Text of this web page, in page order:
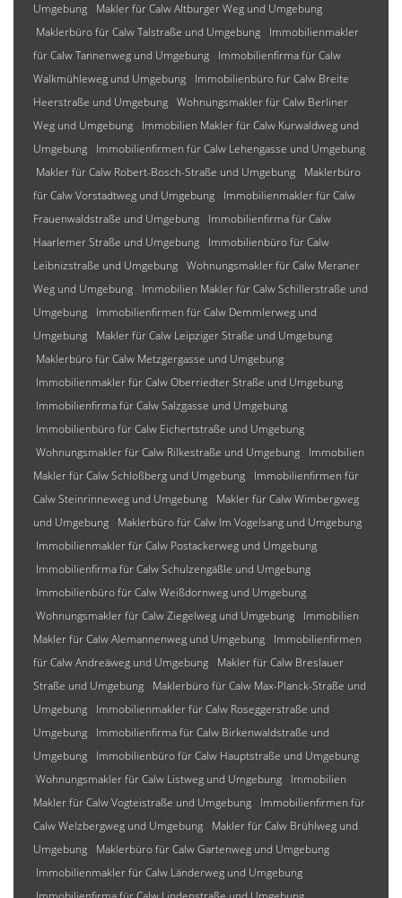
Umgebung
Makler für Calw Altburger Weg und Umgebung
Maklerbüro für Calw Talstraße und Umgebung
Immobilienmakler
für Calw Tannenweg und Umgebung
Immobilienfirma für Calw
Walkmühleweg und Umgebung
Immobilienbüro für Calw Breite
Heerstraße und Umgebung Wohnungsmakler für Calw Berliner
Weg und Umgebung
Immobilien Makler für Calw Kurwaldweg und
Umgebung
Immobilienfirmen für Calw Lehengasse und Umgebung
Makler für Calw Robert-Bosch-Straße und Umgebung
Maklerbüro
für Calw Vorstadtweg und Umgebung
Immobilienmakler für Calw
Frauenwaldstraße und Umgebung
Immobilienfirma für Calw
Haarlemer Straße und Umgebung
Immobilienbüro für Calw
Leibnizstraße und Umgebung Wohnungsmakler für Calw Meraner
Weg und Umgebung
Immobilien Makler für Calw Schillerstraße und
Umgebung
Immobilienfirmen für Calw Demmlerweg und
Umgebung
Makler für Calw Leipziger Straße und Umgebung
Maklerbüro für Calw Metzgergasse und Umgebung
Immobilienmakler für Calw Oberriedter Straße und Umgebung
Immobilienfirma für Calw Salzgasse und Umgebung
Immobilienbüro für Calw Eichertstraße und Umgebung
Wohnungsmakler für Calw Rilkestraße und Umgebung
Immobilien
Makler für Calw Schloßberg und Umgebung
Immobilienfirmen für
Calw Steinrinneweg und Umgebung
Makler für Calw Wimbergweg
und Umgebung
Maklerbüro für Calw Im Vogelsang und Umgebung
Immobilienmakler für Calw Postackerweg und Umgebung
Immobilienfirma für Calw Schulzengäßle und Umgebung
Immobilienbüro für Calw Weißdornweg und Umgebung
Wohnungsmakler für Calw Ziegelweg und Umgebung
Immobilien
Makler für Calw Alemannenweg und Umgebung
Immobilienfirmen
für Calw Andreäweg und Umgebung
Makler für Calw Breslauer
Straße und Umgebung
Maklerbüro für Calw Max-Planck-Straße und
Umgebung
Immobilienmakler für Calw Roseggerstraße und
Umgebung
Immobilienfirma für Calw Birkenwaldstraße und
Umgebung
Immobilienbüro für Calw Hauptstraße und Umgebung
Wohnungsmakler für Calw Listweg und Umgebung
Immobilien
Makler für Calw Vogteistraße und Umgebung
Immobilienfirmen für
Calw Welzbergweg und Umgebung
Makler für Calw Brühlweg und
Umgebung
Maklerbüro für Calw Gartenweg und Umgebung
Immobilienmakler für Calw Länderweg und Umgebung